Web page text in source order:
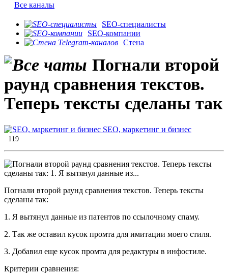
Все каналы
SEO-специалисты
SEO-компании
Стена
Погнали второй
раунд сравнения текстов.
Теперь тексты сделаны так
SEO, маркетинг и бизнес
119
Погнали второй раунд сравнения текстов. Теперь тексты
сделаны так:
1. Я вытянул данные из патентов по ссылочному спаму.
2. Так же оставил кусок промта для имитации моего стиля.
3. Добавил еще кусок промта для редактуры в инфостиле.
Критерии сравнения: